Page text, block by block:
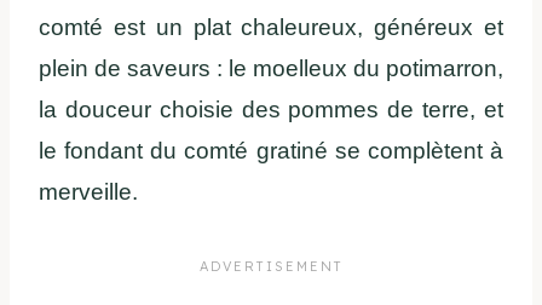
comté est un plat chaleureux, généreux et
plein de saveurs : le moelleux du potimarron,
la douceur choisie des pommes de terre, et
le fondant du comté gratiné se complètent à
merveille.